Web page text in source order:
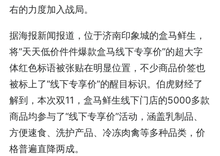
右的力度加入战局。
据海报新闻报道，位于济南印象城的盒马鲜生，
将“天天低价件件爆款盒马线下专享价”的超大字
体红色标语被张贴在明显位置，不少商品价签也
被标上了“线下专享价”的醒目标识。伯虎财经了
解到，本次双11，盒马鲜生线下门店的5000多款
商品均参与了“线下专享价”活动，涵盖乳制品、
方便速食、洗护产品、冷冻肉禽等多种品类，价
格普遍直降两成。